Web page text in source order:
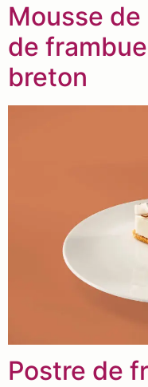
Mousse
de
breton
Postre de